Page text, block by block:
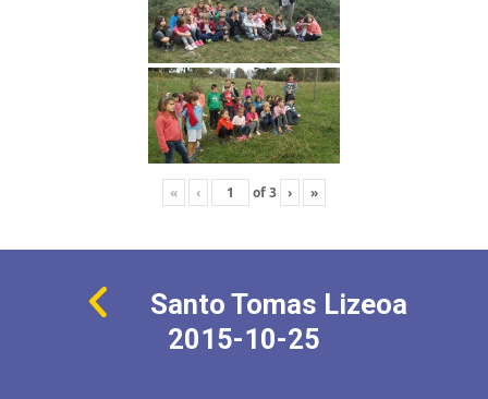
« ‹ of3 › »
Santo Tomas Lizeoa
2015-10-25